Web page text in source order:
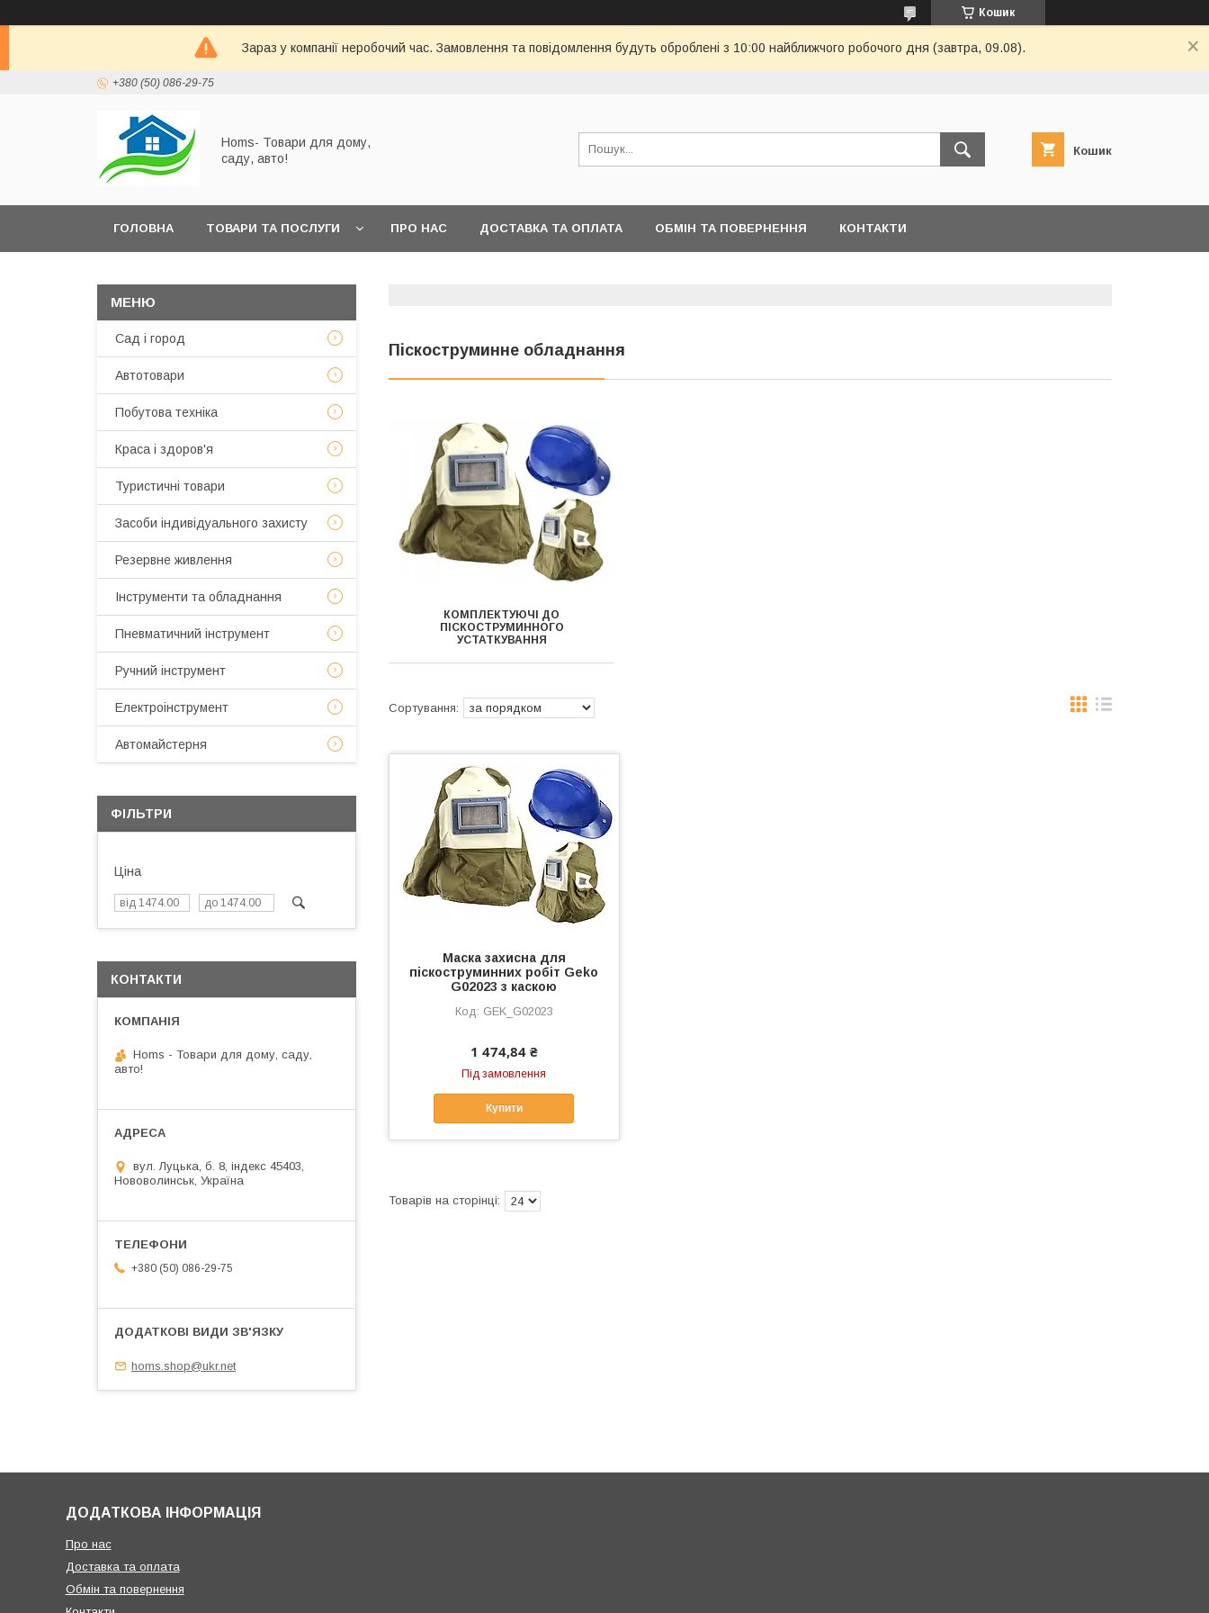
Кошик
Зараз у компанії неробочий час. Замовлення та повідомлення будуть оброблені з 10:00 найближчого робочого дня (завтра, 09.08).
+380 (50) 086-29-75
Homs- Товари для дому,
саду, авто!
Кошик
ГОЛОВНА ТОВАРИ ТА ПОСЛУГИ ПРО НАС ДОСТАВКА ТА ОПЛАТА ОБМІН ТА ПОВЕРНЕННЯ КОНТАКТИ
Піскоструминне обладнання
КОМПЛЕКТУЮЧІ ДО
ПІСКОСТРУМИННОГО
УСТАТКУВАННЯ
Маска захисна для
піскоструминних робіт Geko
G02023 з каскою
GEK_G02023
1 474,84 ₴
Під замовлення
Купити
Сад і город
Автотовари
Побутова техніка
Краса і здоров'я
Туристичні товари
Засоби індивідуального захисту
Резервне живлення
Інструменти та обладнання
Пневматичний інструмент
Ручний інструмент
Електроінструмент
Автомайстерня
ФІЛЬТРИ
Ціна
КОНТАКТИ
Homs - Товари для дому, саду,
авто!
вул. Луцька, б. 8, індекс 45403,
Нововолинськ, Україна
+380 (50) 086-29-75
homs.shop@ukr.net
ДОДАТКОВА ІНФОРМАЦІЯ
Про нас
Доставка та оплата
Обмін та повернення